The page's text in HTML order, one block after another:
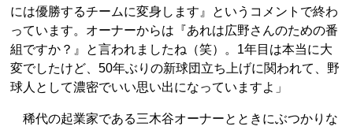
には優勝するチームに変身します』というコメントで終わ
っています。オーナーからは『あれは広野さんのための番
組ですか？』と言われましたね（笑）。1年目は本当に大
変でしたけど、50年ぶりの新球団立ち上げに関われて、野
球人として濃密でいい思い出になっていますよ」
稀代の起業家である三木谷オーナーとときにぶつかりな